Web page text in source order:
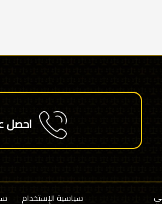
احصل
سياسية الإستخدام